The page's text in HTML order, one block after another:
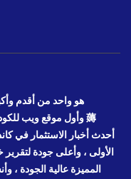
الأولى ، وأعلى جودة
المميزة عالية الجودة